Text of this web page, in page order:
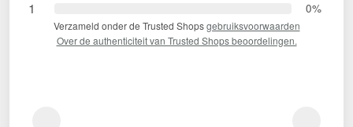
1 0%
Verzameld onder de Trusted Shopsgebruiksvoorwaarden
Over de authenticiteit van Trusted Shops beoordelingen.